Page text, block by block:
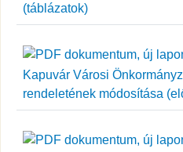
(táblázatok)
Kapuvár Városi
rendeletének módosítása